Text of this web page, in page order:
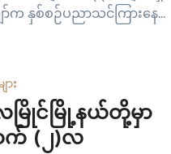
ော်က နှစ်စဉ်ပညာသင်ကြားနေ
အခက်အခဲတွေကြောင့်…
း
မြိုင်မြို့နယ်တို့မှာ
(၂)လ